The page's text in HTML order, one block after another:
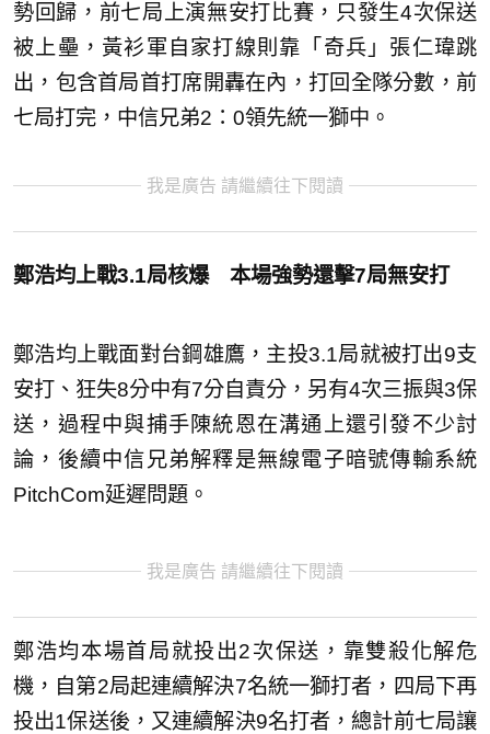
勢回歸，前七局上演無安打比賽，只發生4次保送
被上壘，黃衫軍自家打線則靠「奇兵」張仁瑋跳
出，包含首局首打席開轟在內，打回全隊分數，前
七局打完，中信兄弟2：0領先統一獅中。
我是廣告 請繼續往下閱讀
鄭浩均上戰3.1局核爆 本場強勢還擊7局無安打
鄭浩均上戰面對台鋼雄鷹，主投3.1局就被打出9支
安打、狂失8分中有7分自責分，另有4次三振與3保
送，過程中與捕手陳統恩在溝通上還引發不少討
論，後續中信兄弟解釋是無線電子暗號傳輸系統
PitchCom延遲問題。
我是廣告 請繼續往下閱讀
鄭浩均本場首局就投出2次保送，靠雙殺化解危
機，自第2局起連續解決7名統一獅打者，四局下再
投出1保送後，又連續解決9名打者，總計前七局讓